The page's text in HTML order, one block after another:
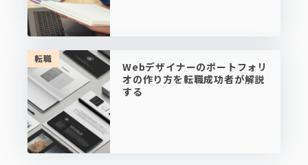
転職
Webデザイナーのポートフォリ
オの作り方を転職成功者が解説
する